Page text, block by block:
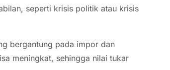
seperti krisis politik atau krisis
bergantung pada impor dan
meningkat, sehingga nilai tukar